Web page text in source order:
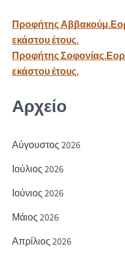
o
k τε
ίτ
ε
Πλοήγηση
άρθρων
Προφήτης
εκάστου έτους.
Προφήτης
εκάστου έτους.
Αρχείο
Αύγουστος 2026
Ιούλιος 2026
Ιούνιος 2026
Μάιος 2026
Απρίλιος 2026